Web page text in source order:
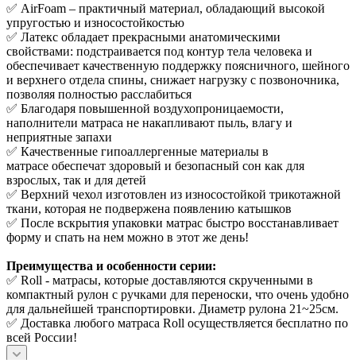
✅ AirFoam – практичный материал, обладающий высокой
упругостью и износостойкостью
✅ Латекс обладает прекрасными анатомическими
свойствами: подстраивается под контур тела человека и
обеспечивает качественную поддержку поясничного, шейного
и верхнего отдела спины, снижает нагрузку с позвоночника,
позволяя полностью расслабиться
✅ Благодаря повышенной воздухопроницаемости,
наполнители матраса не накапливают пыль, влагу и
неприятные запахи
✅ Качественные гипоаллергенные материалы в
матрасе обеспечат здоровый и безопасный сон как для
взрослых, так и для детей
✅ Верхний чехол изготовлен из износостойкой трикотажной
ткани, которая не подвержена появлению катышков
✅ После вскрытия упаковки матрас быстро восстанавливает
форму и спать на нем можно в этот же день!
Преимущества и особенности серии:
✅ Roll - матрасы, которые доставляются скрученными в
компактный рулон с ручками для переноски, что очень удобно
для дальнейшей транспортировки. Диаметр рулона 21~25см.
✅ Доставка любого матраса Roll осуществляется бесплатно по
всей России!